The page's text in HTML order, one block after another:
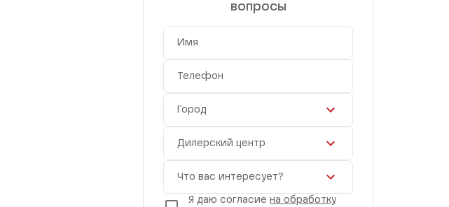
вопросы
Имя
Телефон
Город
Дилерский центр
Что вас интересует?
Я даю согласие на обработку